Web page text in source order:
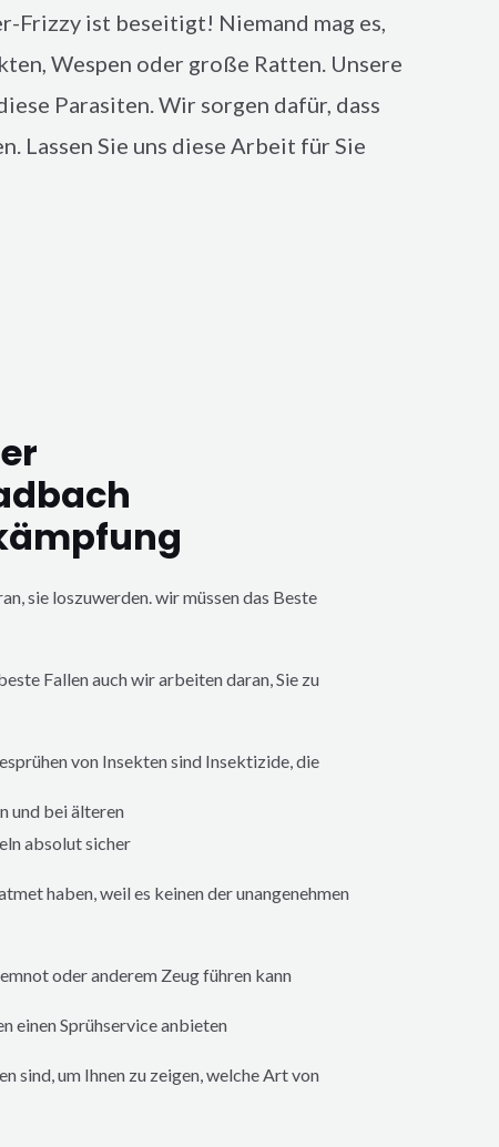
Frizzy ist beseitigt! Niemand mag es,
Wespen oder große Ratten. Unsere
Parasiten. Wir sorgen dafür, dass
Lassen Sie uns diese Arbeit für Sie
sie loszuwerden. wir müssen das Beste
Fallen auch wir arbeiten daran, Sie zu
von Insekten sind Insektizide, die
und bei älteren
absolut sicher
haben, weil es keinen der unangenehmen
oder anderem Zeug führen kann
einen Sprühservice anbieten
sind, um Ihnen zu zeigen, welche Art von